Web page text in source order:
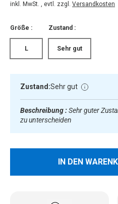
inkl. MwSt. , evtl. zzgl. Versandkosten
Größe :
L
Zustand :
Sehr gut
Zustand:Sehr gut
Beschreibung :Sehr guter
zu unterscheiden
IN DEN